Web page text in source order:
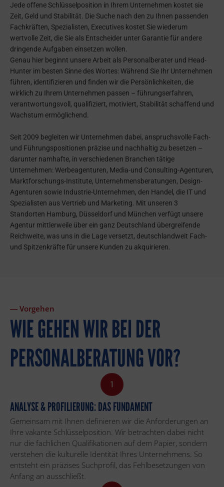
Jede offene Schlüsselposition in Ihrem Unternehmen kostet sie
Zeit, Geld und Stabilität. Die Suche nach den zu Ihnen passenden
Fachkräften, Spezialisten, Executives kostet Sie wiederum
wertvolle Zeit, die Sie als Entscheider unter Garantie für andere
dringende Aufgaben einsetzen wollen.
Genau hier beginnt unsere Arbeit als Personalberater und Head-
Hunter im besten Sinne des Wortes: Während Sie Ihr Unternehmen
führen, identifizieren und finden wir die Persönlichkeiten, die
wirklich zu Ihrem Unternehmen passen – führungserfahren,
verantwortungsvoll, qualifiziert, motiviert, Stabilität schaffend und
Wachstum ermöglichend.
Seit 2009 begleiten wir Unternehmen dabei, anspruchsvolle Fach-
und Führungspositionen präzise und nachhaltig zu besetzen –
darunter namhafte, in verschiedenen Branchen tätige
Unternehmen: Werbeagenturen, Media-und Consulting-Agenturen,
Marktforschungs-Institute, Unternehmensberatungen, Design-
Agenturen sowie Industrie-Unternehmen, den Handel, die IT und
Spezialisten aus Vertrieb und Marketing. Mit unseren 3
Standorten Hamburg, Düsseldorf und München verfügt unsere
Agentur mittlerweile über ein ganz Deutschland übergreifende
Reichweite, was uns in die Lage versetzt, deutschlandweit Fach-
und Spitzenkräfte für unsere Kunden zu akquirieren.
― Vorgehen
WIE GEHEN WIR BEI DER
PERSONALBERATUNG VOR?
ANALYSE & PROFILIERUNG: DAS FUNDAMENT
Gemeinsam mit Ihnen definieren wir die Anforderungen an
Ihre vakante Schlüsselposition. Wir betrachten dabei nicht
nur die fachlichen Qualifikationen auf dem Papier, sondern
verstehen die kulturelle Identität Ihres Unternehmens. So
entsteht ein präzises Suchprofil, das Fehlbesetzungen von
Anfang an ausschließt.